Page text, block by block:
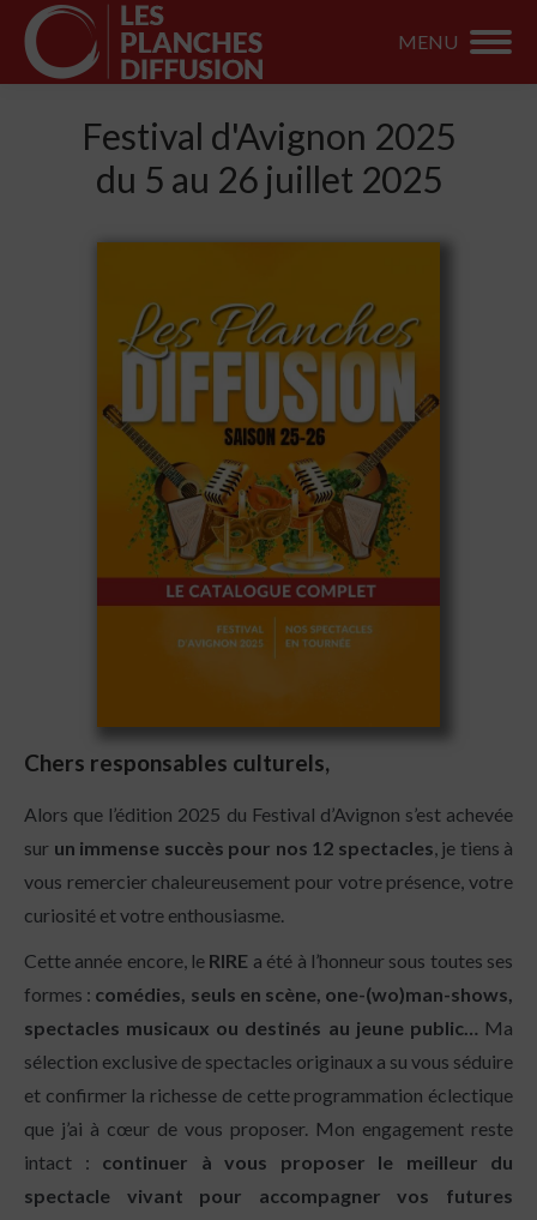
MENU
Festival d'Avignon 2025
du 5 au 26 juillet 2025
Chers responsables culturels,
Alors que l’édition 2025 du Festival d’Avignon s’est achevée
sur un immense succès pour nos 12 spectacles, je tiens à
vous remercier chaleureusement pour votre présence, votre
curiosité et votre enthousiasme.
Cette année encore, le RIRE a été à l’honneur sous toutes ses
formes : comédies, seuls en scène, one-(wo)man-shows,
spectacles musicaux ou destinés au jeune public… Ma
sélection exclusive de spectacles originaux a su vous séduire
et confirmer la richesse de cette programmation éclectique
que j’ai à cœur de vous proposer. Mon engagement reste
intact : continuer à vous proposer le meilleur du
spectacle vivant pour accompagner vos futures